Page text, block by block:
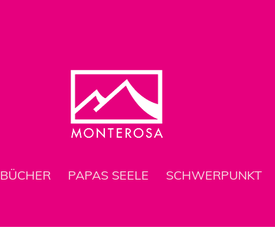
BÜCHER PAPAS SEELE SCHWERPUNKT